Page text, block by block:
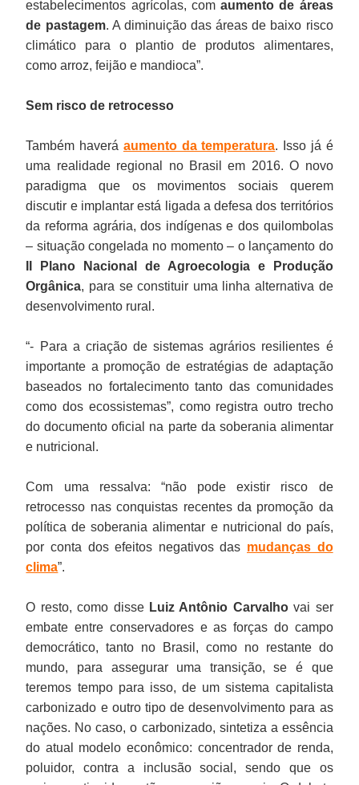
estabelecimentos agrícolas, comaumento de áreas
de pastagem. A diminuição das áreas de baixo risco
climático para o plantio de produtos alimentares,
como arroz, feijão e mandioca”.
Sem risco de retrocesso
Também haverá aumento da temperatura. Isso já é
uma realidade regional no Brasil em 2016. O novo
paradigma que os movimentos sociais querem
discutir e implantar está ligada a defesa dos territórios
da reforma agrária, dos indígenas e dos quilombolas
– situação congelada no momento – o lançamento do
II Plano Nacional de Agroecologia e Produção
Orgânica, para se constituir uma linha alternativa de
desenvolvimento rural.
“- Para a criação de sistemas agrários resilientes é
importante a promoção de estratégias de adaptação
baseados no fortalecimento tanto das comunidades
como dos ecossistemas”, como registra outro trecho
do documento oficial na parte da soberania alimentar
e nutricional.
Com uma ressalva: “não pode existir risco de
retrocesso nas conquistas recentes da promoção da
política de soberania alimentar e nutricional do país,
por conta dos efeitos negativos das mudanças do
clima”.
O resto, como disse Luiz Antônio Carvalhovai ser
embate entre conservadores e as forças do campo
democrático, tanto no Brasil, como no restante do
mundo, para assegurar uma transição, se é que
teremos tempo para isso, de um sistema capitalista
carbonizado e outro tipo de desenvolvimento para as
nações. No caso, o carbonizado, sintetiza a essência
do atual modelo econômico: concentrador de renda,
poluidor, contra a inclusão social, sendo que os